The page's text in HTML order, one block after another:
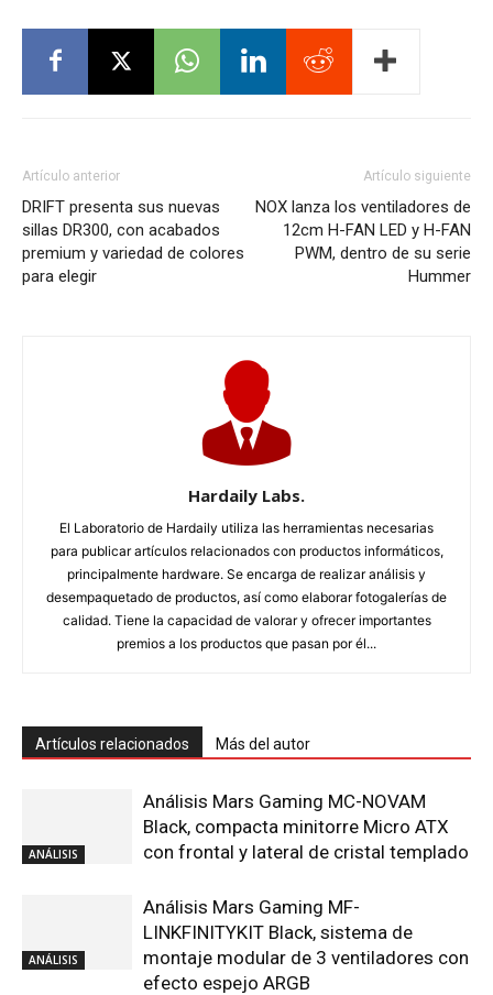
Artículo anterior
DRIFT presenta sus nuevas
sillas DR300, con acabados
premium y variedad de colores
para elegir
Artículo siguiente
NOX lanza los ventiladores de
12cm H-FAN LED y H-FAN
PWM, dentro de su serie
Hummer
Hardaily Labs.
El Laboratorio de Hardaily utiliza las herramientas necesarias
para publicar artículos relacionados con productos informáticos,
principalmente hardware. Se encarga de realizar análisis y
desempaquetado de productos, así como elaborar fotogalerías de
calidad. Tiene la capacidad de valorar y ofrecer importantes
premios a los productos que pasan por él...
Artículos relacionados Más del autor
ANÁLISIS
Análisis Mars Gaming MC-NOVAM
Black, compacta minitorre Micro ATX
con frontal y lateral de cristal templado
ANÁLISIS
Análisis Mars Gaming MF-
LINKFINITYKIT Black, sistema de
montaje modular de 3 ventiladores con
efecto espejo ARGB